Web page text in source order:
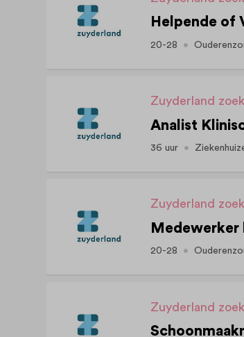
Helpende of
20-28
Zuyderland
36 uur
Zuyderland
Medewerker
20-28
Zuyderland